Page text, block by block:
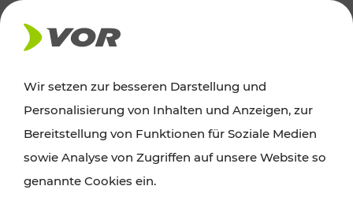
AKTUELLES
Ausflugstipps
Wien, Niederösterreich und das Burgenland
Wir setzen zur besseren Darstellung und
Personalisierung von Inhalten und Anzeigen, zur
Bereitstellung von Funktionen für Soziale Medien
sowie Analyse von Zugriffen auf unsere Website so
genannte Cookies ein.